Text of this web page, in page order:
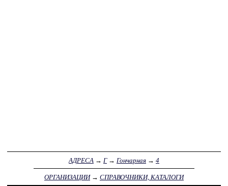
АДРЕСА → Г→ Гончарная → 4
ОРГАНИЗАЦИИ→ СПРАВОЧНИКИ, КАТАЛОГИ